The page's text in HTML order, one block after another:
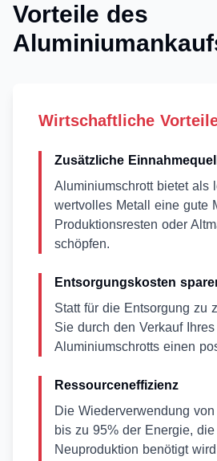
Vorteile des
Wirtschaftliche
Zusätzliche
Aluminiumschrott bietet als
wertvolles Metall eine gute
Produktionsresten oder
schöpfen.
Entsorgungskosten
Statt für die Entsorgung zu
Sie durch den Verkauf Ihres
Aluminiumschrotts einen
Ressourceneffizienz
Die Wiederverwendung
bis zu 95% der Energie,
Neuproduktion benötigt